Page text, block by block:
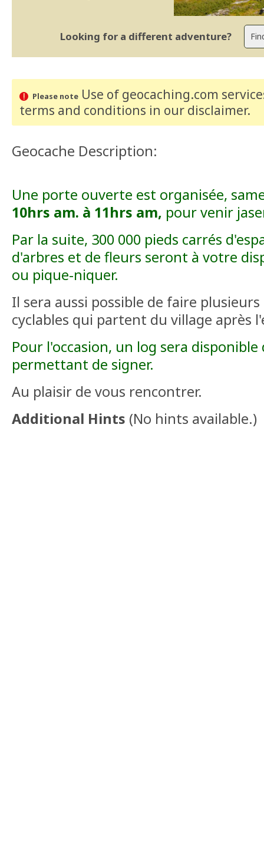
Looking for a different adventure?
Please noteUse of geocaching.com
terms and conditions in our disclaimer.
Geocache Description:
Une porte ouverte est organisée,
10hrs am. à 11hrs am, pour venir
Par la suite, 300 000 pieds carrés
d'arbres et de fleurs seront à votre
ou pique-niquer.
Il sera aussi possible de faire
cyclables qui partent du village après
Pour l'occasion, un log sera
permettant de signer.
Au plaisir de vous rencontrer.
Additional Hints (No hints available.)